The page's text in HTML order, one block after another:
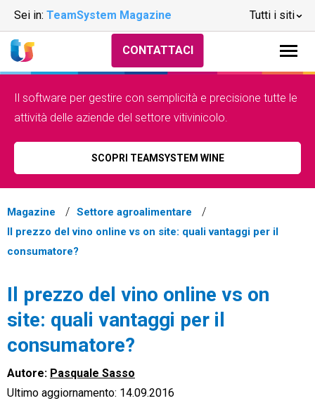
Sei in: TeamSystem Magazine Tutti i siti
CONTATTACI
Il software per gestire con semplicità e precisione tutte le
attività delle aziende del settore vitivinicolo.
SCOPRI TEAMSYSTEM WINE
Magazine
Settore agroalimentare
Il prezzo del vino online vs on site: quali vantaggi per il
consumatore?
Il prezzo del vino online vs on
site: quali vantaggi per il
consumatore?
Autore: Pasquale Sasso
Ultimo aggiornamento: 14.09.2016